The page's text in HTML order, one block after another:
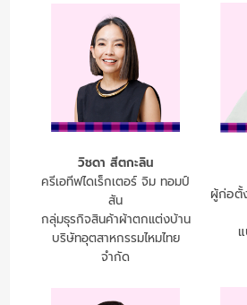
วิชดา สีตกะลิน
ครีเอทีฟไดเร็กเตอร์ จิม ทอมป์
สัน
กลุ่มธุรกิจสินค้าผ้าตกแต่งบ้าน
บริษัทอุตสาหกรรมไหมไทย
จำกัด
ผู้ก่อตั้